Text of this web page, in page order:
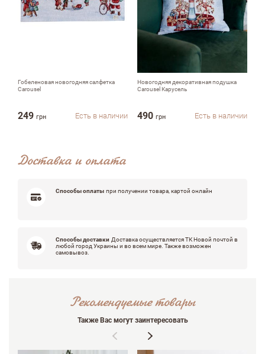
Гобеленовая новогодняя салфетка
Carousel
249 грн Есть в наличии
Новогодняя декоративная подушка
Carousel Карусель
490 грн Есть в наличии
Доставка и оплата
Способы оплаты при получении товара, картой онлайн
Способы доставки Доставка осуществляется ТК Новой почтой в
любой город Украины и во всем мире. Также возможен
самовывоз.
Рекомендуемые товары
Также Вас могут заинтересовать